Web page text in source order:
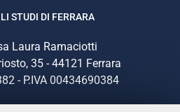
STUDI DI FERRARA
Laura Ramaciotti
35 - 44121 Ferrara
- P.IVA 00434690384